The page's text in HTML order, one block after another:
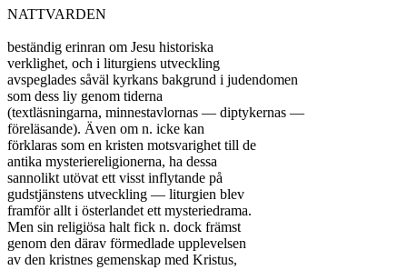
NATTVARDEN
beständig erinran om Jesu historiska
verklighet, och i liturgiens utveckling
avspeglades såväl kyrkans bakgrund i judendomen
som dess liy genom tiderna
(textläsningarna, minnestavlornas — diptykernas —
föreläsande). Även om n. icke kan
förklaras som en kristen motsvarighet till de
antika mysteriereligionerna, ha dessa
sannolikt utövat ett visst inflytande på
gudstjänstens utveckling — liturgien blev
framför allt i österlandet ett mysteriedrama.
Men sin religiösa halt fick n. dock främst
genom den därav förmedlade upplevelsen
av den kristnes gemenskap med Kristus,